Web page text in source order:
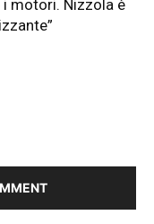
motori. Nizzola è